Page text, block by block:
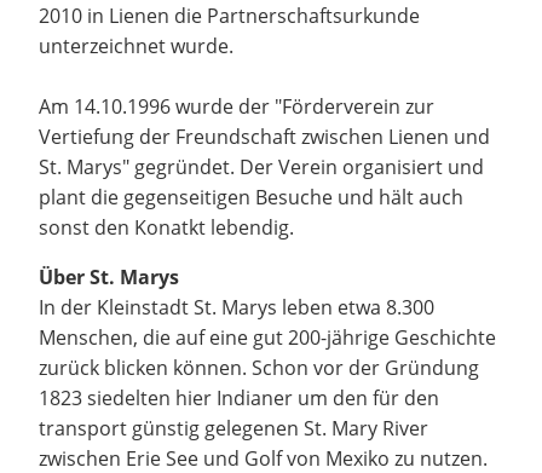
2010 in Lienen die Partnerschaftsurkunde
unterzeichnet wurde.
Am 14.10.1996 wurde der "Förderverein zur
Vertiefung der Freundschaft zwischen Lienen und
St. Marys" gegründet. Der Verein organisiert und
plant die gegenseitigen Besuche und hält auch
sonst den Konatkt lebendig.
Über St. Marys
In der Kleinstadt St. Marys leben etwa 8.300
Menschen, die auf eine gut 200-jährige Geschichte
zurück blicken können. Schon vor der Gründung
1823 siedelten hier Indianer um den für den
transport günstig gelegenen St. Mary River
zwischen Erie See und Golf von Mexiko zu nutzen.